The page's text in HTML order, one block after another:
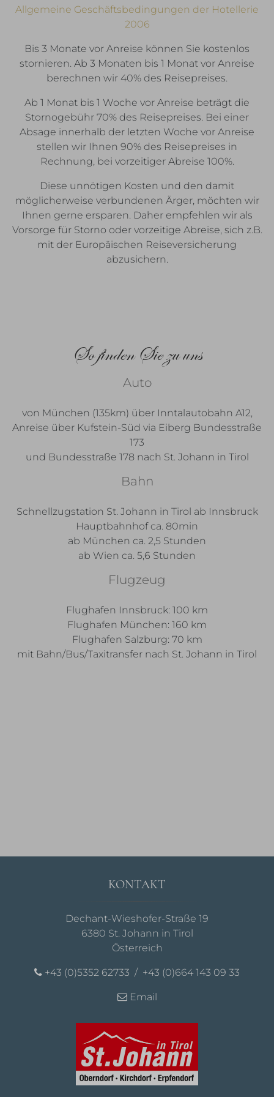
Allgemeine Geschäftsbedingungen der Hotellerie
2006
Bis 3 Monate vor Anreise können Sie kostenlos
stornieren. Ab 3 Monaten bis 1 Monat vor Anreise
berechnen wir 40% des Reisepreises.
Ab 1 Monat bis 1 Woche vor Anreise beträgt die
Stornogebühr 70% des Reisepreises. Bei einer
Absage innerhalb der letzten Woche vor Anreise
stellen wir Ihnen 90% des Reisepreises in
Rechnung, bei vorzeitiger Abreise 100%.
Diese unnötigen Kosten und den damit
möglicherweise verbundenen Ärger, möchten wir
Ihnen gerne ersparen. Daher empfehlen wir als
Vorsorge für Storno oder vorzeitige Abreise, sich z.B.
mit der Europäischen Reiseversicherung
abzusichern.
So finden Sie zu uns
Auto
von München (135km) über Inntalautobahn A12,
Anreise über Kufstein-Süd via Eiberg Bundesstraße
173
und Bundesstraße 178 nach St. Johann in Tirol
Bahn
Schnellzugstation St. Johann in Tirol ab Innsbruck
Hauptbahnhof ca. 80min
ab München ca. 2,5 Stunden
ab Wien ca. 5,6 Stunden
Flugzeug
Flughafen Innsbruck: 100 km
Flughafen München: 160 km
Flughafen Salzburg: 70 km
mit Bahn/Bus/Taxitransfer nach St. Johann in Tirol
KONTAKT
Dechant-Wieshofer-Straße 19
6380 St. Johann in Tirol
Österreich
+43 (0)5352 62733 / +43 (0)664 143 09 33
Email